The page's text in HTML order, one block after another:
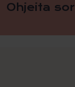
Ohjeita